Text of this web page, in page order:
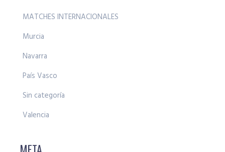
MATCHES INTERNACIONALES
Murcia
Navarra
País Vasco
Sin categoría
Valencia